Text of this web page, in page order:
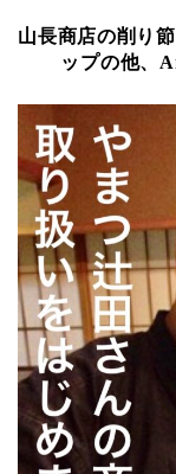
山長商店の削り
ップの他、